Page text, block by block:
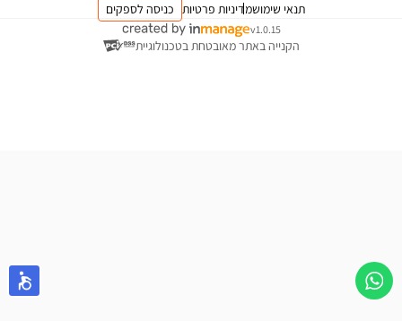
תנאי שימושמדיניות פרטיות כניסה לספקים
v1.0.15
הקנייה באתר מאובטחת בטכנולוגיית